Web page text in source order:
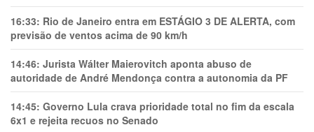
16:33: Rio de Janeiro entra em ESTÁGIO 3 DE ALERTA, com
previsão de ventos acima de 90 km/h
14:46: Jurista Wálter Maierovitch aponta abuso de
autoridade de André Mendonça contra a autonomia da PF
14:45: Governo Lula crava prioridade total no fim da escala
6x1 e rejeita recuos no Senado